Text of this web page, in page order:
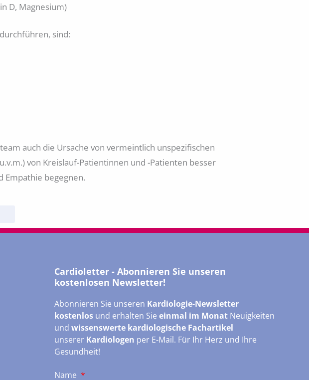
D, Magnesium)
sind:
auch die Ursache von vermeintlich unspezifischen
von Kreislauf-Patientinnen und -Patienten besser
Empathie begegnen.
Cardioletter - Abonnieren Sie unseren
kostenlosen Newsletter!
Abonnieren Sie unseren Kardiologie-Newsletter
kostenlos und erhalten Sieeinmal im Monat Neuigkeiten
undwissenswerte kardiologische Fachartikel
unserer Kardiologen per E-Mail. Für Ihr Herz und Ihre
Gesundheit!
Name